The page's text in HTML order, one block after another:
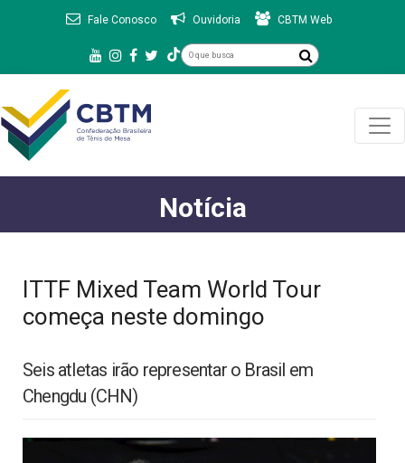
Fale Conosco Ouvidoria CBTM Web
Notícia
ITTF Mixed Team World Tour
começa neste domingo
Seis atletas irão representar o Brasil em
Chengdu (CHN)